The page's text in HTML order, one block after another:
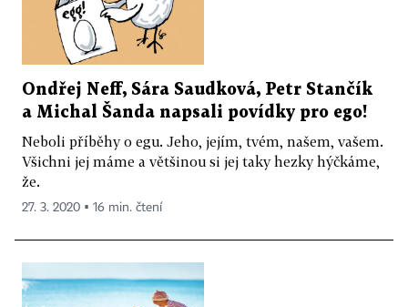
Ondřej Neff, Sára Saudková, Petr Stančík
a Michal Šanda napsali povídky pro ego!
Neboli příběhy o egu. Jeho, jejím, tvém, našem, vašem.
Všichni jej máme a většinou si jej taky hezky hýčkáme,
že.
27. 3. 2020 ▪ 16 min. čtení